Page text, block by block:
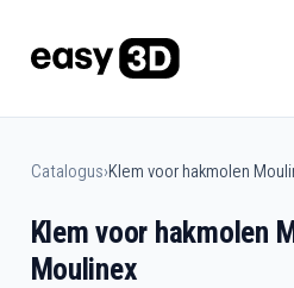
Catalogus›Klem voor hakmolen
Klem voor hakmolen
Moulinex